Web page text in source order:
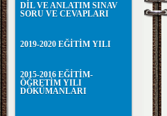
DİL VE ANLATIM SINAV
SORU VE CEVAPLARI
2019-2020 EĞİTİM YILI
2015-2016 EĞİTİM-
ÖĞRETİM YILI
DÖKÜMANLARI